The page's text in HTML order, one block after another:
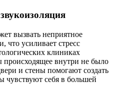
вызвать неприятное
что усиливает стресс
клиниках
происходящее внутри не было
и стены помогают создать
чувствуют себя в большей